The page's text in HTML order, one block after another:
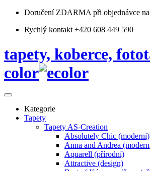
Doručení ZDARMA při objednávce
Rychlý kontakt +420 608 449 590
tapety, koberce,
color
Kategorie
Tapety
Tapety AS-Creation
Absolutely Chic (moderní)
Anna and Andrea
Aquarell (přírodní)
Attractive (design)